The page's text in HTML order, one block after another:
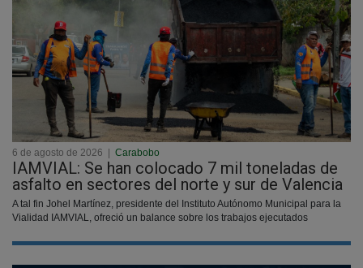
6 de agosto de 2026 Carabobo
IAMVIAL: Se han colocado 7 mil toneladas de
asfalto en sectores del norte y sur de Valencia
A tal fin Johel Martínez, presidente del Instituto Autónomo Municipal para la
Vialidad IAMVIAL, ofreció un balance sobre los trabajos ejecutados